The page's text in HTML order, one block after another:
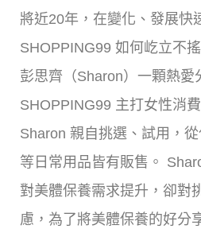
將近20年，在變化、發展快
SHOPPING99 如何屹立不
彭思齊（Sharon）一顆熱愛
SHOPPING99 主打女性消
Sharon 親自挑選、試用，
等日常用品皆有販售。
對美體保養需求提升，卻對
慮，為了將美體保養的好分